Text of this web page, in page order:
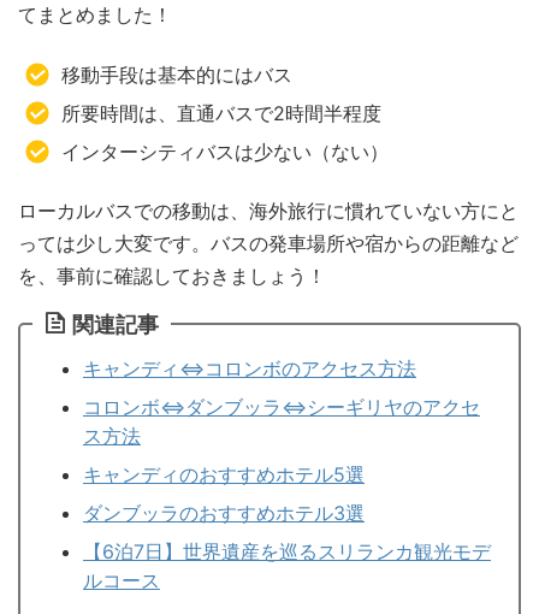
てまとめました！
移動手段は基本的にはバス
所要時間は、直通バスで2時間半程度
インターシティバスは少ない（ない）
ローカルバスでの移動は、海外旅行に慣れていない方にと
っては少し大変です。バスの発車場所や宿からの距離など
を、事前に確認しておきましょう！
関連記事
キャンディ⇔コロンボのアクセス方法
コロンボ⇔ダンブッラ⇔シーギリヤのアクセ
ス方法
キャンディのおすすめホテル5選
ダンブッラのおすすめホテル3選
【6泊7日】世界遺産を巡るスリランカ観光モデ
ルコース